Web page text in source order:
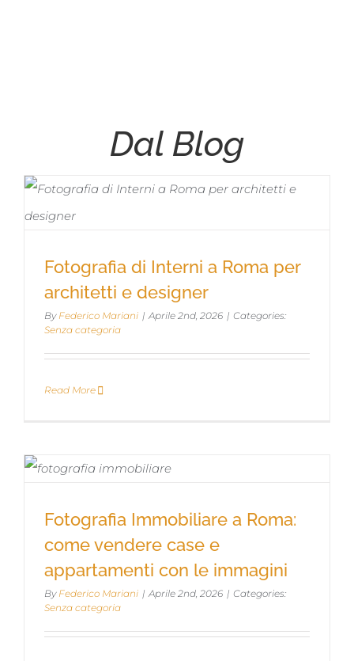
Dal Blog
Fotografia di Interni a Roma per
architetti e designer
Fotografia di Interni a Roma per
architetti e designer
By Federico Mariani | Aprile 2nd, 2026 | Categories:
Senza categoria
Read More
vendere case e appartamenti con le
immagini
Fotografia Immobiliare a Roma:
come vendere case e
appartamenti con le immagini
By Federico Mariani | Aprile 2nd, 2026 | Categories:
Senza categoria